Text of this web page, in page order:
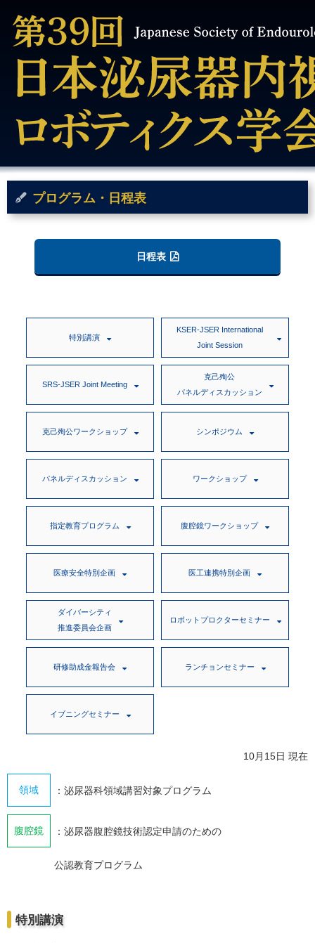
プログラム・日程表
日程表
特別講演
KSER-JSER International
Joint Session
SRS-JSER Joint Meeting
克己殉公
パネルディスカッション
克己殉公ワークショップ シンポジウム
パネルディスカッション ワークショップ
指定教育プログラム 腹腔鏡ワークショップ
医療安全特別企画 医工連携特別企画
ダイバーシティ
推進委員会企画
ロボットプロクターセミナー
研修助成金報告会 ランチョンセミナー
イブニングセミナー
10月15日 現在
領域 ：泌尿器科領域講習対象プログラム
腹腔鏡 ：泌尿器腹腔鏡技術認定申請のための
公認教育プログラム
特別講演